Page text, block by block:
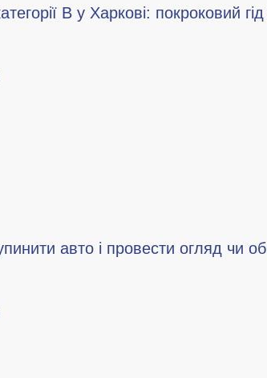
B у Харкові: покроковий гід
авто і провести огляд чи